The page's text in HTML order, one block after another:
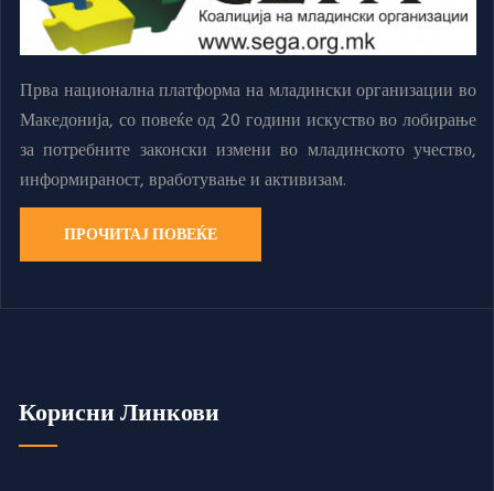
Прва национална платформа на младински организации во
Македонија, со повеќе од 20 години искуство во лобирање
за потребните законски измени во младинското учество,
информираност, вработување и активизам.
ПРОЧИТАЈ ПОВЕЌЕ
Корисни Линкови